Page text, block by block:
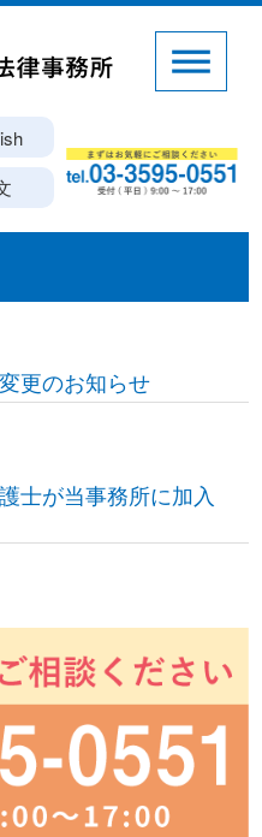
更のお知らせ
士が当事務所に加入